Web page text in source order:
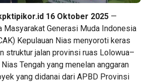
16 Oktober 2025 —
Masyarakat Generasi Muda Indonesia
Kepulauan Nias menyoroti keras
struktur jalan provinsi ruas Lolowua–
Tengah yang menelan anggaran
yang didanai dari APBD Provinsi